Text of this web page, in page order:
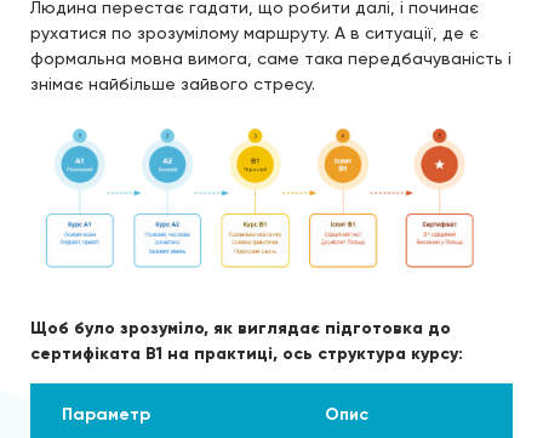
Людина перестає гадати, що робити далі, і починає
рухатися по зрозумілому маршруту. А в ситуації, де є
формальна мовна вимога, саме така передбачуваність і
знімає найбільше зайвого стресу.
Щоб було зрозуміло, як виглядає підготовка до
сертифіката B1 на практиці, ось структура курсу:
Параметр Опис